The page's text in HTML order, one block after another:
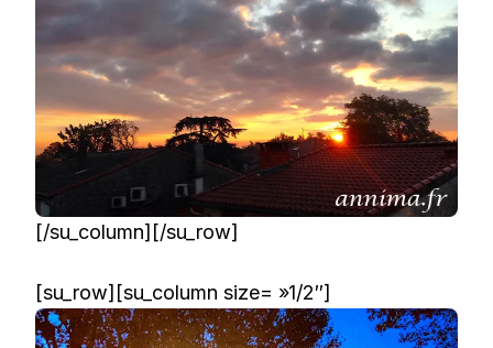
[/su_column][/su_row]
[su_row][su_column size= »1/2″]